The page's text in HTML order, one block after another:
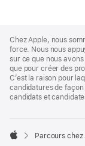
Footer
Chez Apple, nous
force. Nous nous
sur ce que nous
que pour créer des
C’est la raison pour
candidatures de
candidats et

Parcours chez